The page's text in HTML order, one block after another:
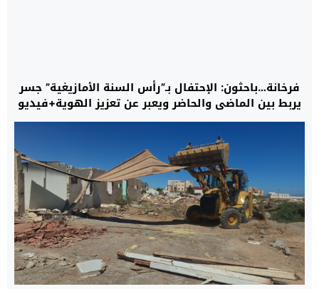
فرخانة…باحثون: الإحتفال بـ”رأس السنة الأمازيغية” جسر
يربط بين الماضي والحاضر ويعبر عن تعزيز الهوية+فيديو